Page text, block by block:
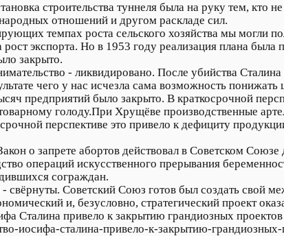
строительства туннеля была на руку тем, кто
отношений и другом раскладе сил.
темпах роста сельского хозяйства мы могли
экспорта. Но в 1953 году реализация плана была
закрыто.
- ликвидировано. После убийства Сталина
чего у нас исчезла сама возможность
предприятий было закрыто. В краткосрочной
голоду.При Хрущёве производственные
перспективе это привело к дефициту
о запрете абортов действовал в Советском Союзе
операций искусственного прерывания
сограждан.
Советский Союз готов был создать свой
и, безусловно, стратегический проект
Сталина привело к закрытию грандиозных проектов
иосифа-сталина-привело-к-закрытию-грандиозных-